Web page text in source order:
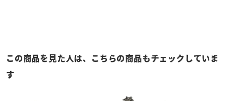
この商品を見た人は、こちらの商品もチェックしていま
す